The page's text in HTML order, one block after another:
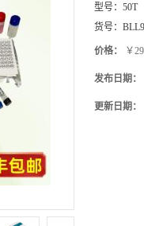
型号： 50T
货号：
价格： ￥
发布日期：
更新日期：